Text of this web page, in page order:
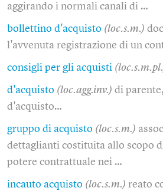
aggirando i normali canali di …
bollettino d'acquisto (loc.s.m.)
l'avvenuta registrazione di un
consigli per gli acquisti
d'acquisto (loc.agg.inv.) di
d'acquisto…
gruppo di acquisto (loc.s.m.)
dettaglianti costituita allo scopo
potere contrattuale nei …
incauto acquisto (loc.s.m.) reato